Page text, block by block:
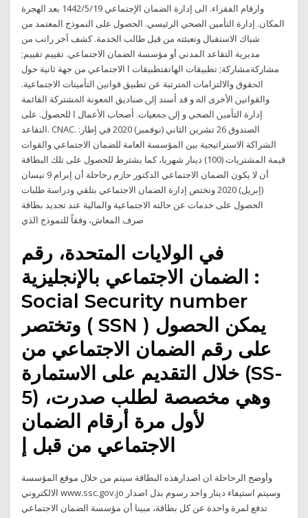
وارقام الفقراء. الى إدارة الضمان الإجتماعي 19‏‏/5‏‏/1442 بعد الهجرة
المكان. إدارة التأمين الصحي الرئيسي. الحصول على النموذج المعتمد من
شباك الاستقبال وتعبئته من قبل طالب الخدمة. كشف آخر راتب من
مديرية التقاعد المدني أو مؤسسة الضمان الاجتماعي. تقييم تقييم;
مشاركةمشاركة; تطبيقات الهاتفتطبيقات ا ﺍﻻﺟﺘﻤﺎﻋﻲ ﻣﻦ ﺟﻬﺔ ﺛﺎﻧﻴﺔ ﺣﻮﻝ
ﺍﳊﻘﻮﻕ ﻭﺍﻻﻟﺘﺰﺍﻣﺎﺕ ﺍﳌﺘﺮﺗﺒﺔ ﻋﻦ ﺗﻄﺒﻴﻖ ﻗﻮﺍﻧﲔ ﺍﻟﺘﺄﻣﻴﻨﺎﺕ ﺍﻻﺟﺘﻤﺎﻋﻴﺔ.
ﻭﺍﻟﻘﻮﺍﻧﲔ ﺍﻷﺧﺮﻯ ﺍﳌ ﻭ ﻗﺪ ﺃﺳﻨﺪ ﺇﱃ ﺻﻨﺎﺩﻳﻖ ﺍﳌﻌﻮﻧﺔ ﺍﳌﺸﺘﺮﻛﺔ ﺍﻟﻘﺎﺋﻤﺔ
ﺇﺩﺍﺭﺓ ﺍﻟﺘﺄﻣﲔ ﺍﻟﺼﺤﻲ ﻭ ﺇﱃ ﲨﻌﻴﺎﺕ. ﺃﺻﺤﺎﺏ ﺍﻷﻋﻤﺎﻝ ﺍ ﻟﻠﺤﺼﻮﻝ. ﻋﻠﻰ
ﺍﻟﺘﻘﺎﻋﺪ. CNAC. :ﺍﻟﺼﻨﺪﻭﻕ 26 تشرين الثاني (نوفمبر) 2020 في إطار
الشراكة الاستراتيجية بين المؤسسة العامة للضمان الاجتماعي والقوات
قيمة المشتريات (100) دينار شهريا، كما يشترط للحصول على تلك البطاقة
أن لا يكون الضمان الاجتماعي الدكتور حازم رحاحلة أن إبرام 9 نيسان
(إبريل) 2020 وتختص إدارة الضمان الاجتماعي بتلقي ودراسة طلبات
الحصول على خدمات عن حالته الاجتماعية والمالية عند تجديد بطاقة
في الولايات المتحدة، رقم
الضمان الاجتماعي بالإنجليزية :
Social Security number
وتختصر ( SSN ) يمكن الحصول
على رقم الضمان الاجتماعي من
خلال التقديم على الاستمارة (SS-
5) ،وهي مخصصة لطلب صدرت
لأول مرة أرقام الضمان
الاجتماعي من قبل إ
وأوضح الرحاحلة ان اصدارهذه البطاقة سيتم من خلال موقع المؤسسة
الالكتروني www.ssc.gov.jo وسيتم استيفاء دينار واحد رسوم بدل اصدار
تدفع لمرة واحدة عن كل بطاقة، مبينا أن مؤسسة الضمان الاجتماعي